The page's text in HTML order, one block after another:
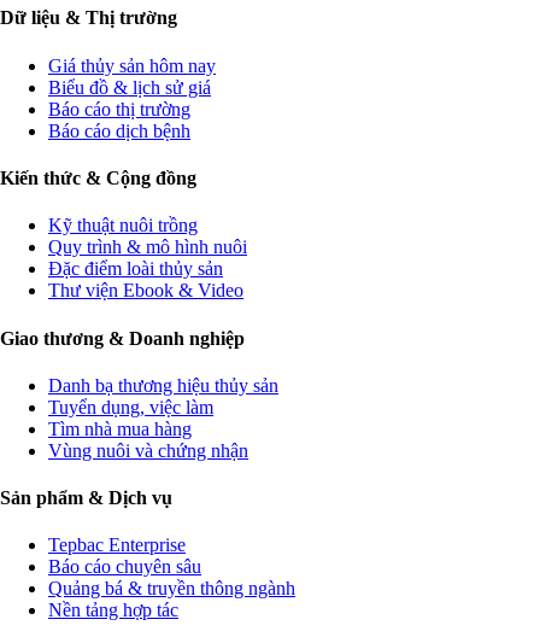
Dữ liệu & Thị trường
Giá thủy sản hôm nay
Biểu đồ & lịch sử giá
Báo cáo thị trường
Báo cáo dịch bệnh
Kiến thức & Cộng đồng
Kỹ thuật nuôi trồng
Quy trình & mô hình nuôi
Đặc điểm loài thủy sản
Thư viện Ebook & Video
Giao thương & Doanh nghiệp
Danh bạ thương hiệu thủy sản
Tuyển dụng, việc làm
Tìm nhà mua hàng
Vùng nuôi và chứng nhận
Sản phẩm & Dịch vụ
Tepbac Enterprise
Báo cáo chuyên sâu
Quảng bá & truyền thông ngành
Nền tảng hợp tác